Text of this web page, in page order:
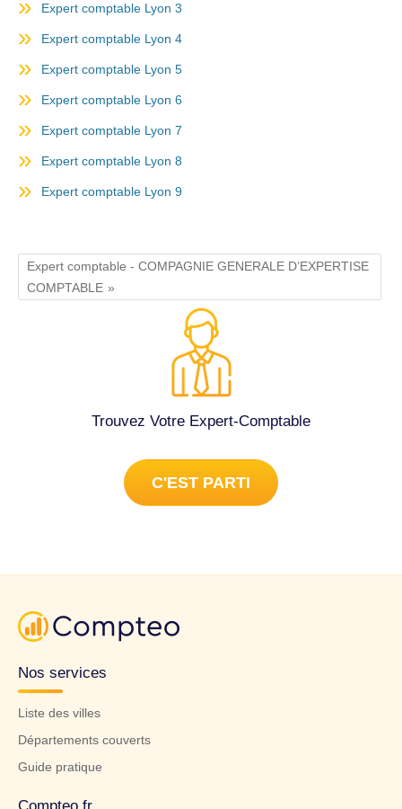
Expert comptable Lyon 3
Expert comptable Lyon 4
Expert comptable Lyon 5
Expert comptable Lyon 6
Expert comptable Lyon 7
Expert comptable Lyon 8
Expert comptable Lyon 9
Expert comptable - COMPAGNIE GENERALE D’EXPERTISE
COMPTABLE
Trouvez Votre Expert-Comptable
C'EST PARTI
Nos services
Liste des villes
Départements couverts
Guide pratique